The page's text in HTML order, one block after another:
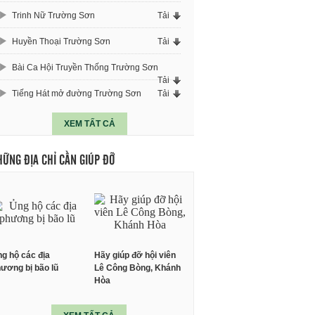
Trinh Nữ Trường Sơn Tải
Huyền Thoại Trường Sơn Tải
Bài Ca Hội Truyền Thống Trường Sơn
Tải
Tiếng Hát mở đường Trường Sơn
Tải
XEM TẤT CẢ
ĐỊA CHỈ CẦN GIÚP ĐỠ
hộ các địa
bị bão lũ
Hãy giúp đỡ hội viên
Lê Công Bòng, Khánh
Hòa